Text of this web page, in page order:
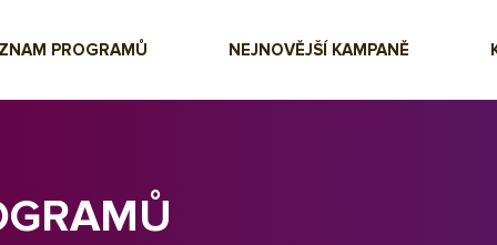
PROGRAMŮ NEJNOVĚJŠÍ KAMPANĚ